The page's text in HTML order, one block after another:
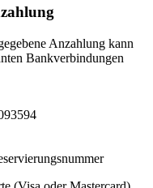
Anzahlung kann
Bankverbindungen